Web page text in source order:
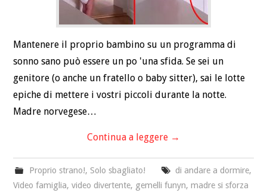
Mantenere il proprio bambino su un programma di
sonno sano può essere un po 'una sfida. Se sei un
genitore (o anche un fratello o baby sitter), sai le lotte
epiche di mettere i vostri piccoli durante la notte.
Madre norvegese…
Continua a leggere →
Proprio strano!, Solo sbagliato! di andare a dormire,
Video famiglia,video divertente, gemelli funyn,madre si sforza